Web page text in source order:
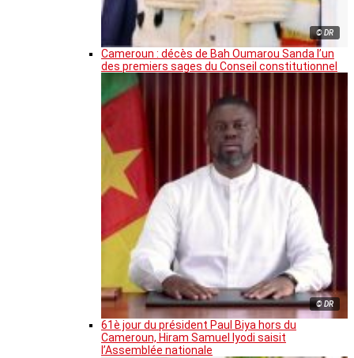
© DR
Cameroun : décès de Bah Oumarou Sanda l’un
des premiers sages du Conseil constitutionnel
© DR
61è jour du président Paul Biya hors du
Cameroun, Hiram Samuel Iyodi saisit
l’Assemblée nationale